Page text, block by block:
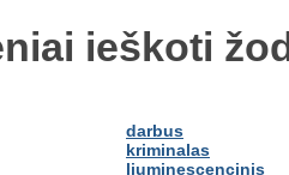
ieškoti
darbus
kriminalas
liuminescencinis